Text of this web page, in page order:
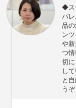
◆ス
パ
品
ン
や
つ
切
し
と
うぞ